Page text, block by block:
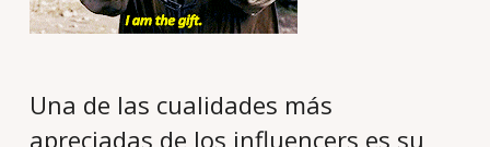
Una de las cualidades más
apreciadas de los influencers es su